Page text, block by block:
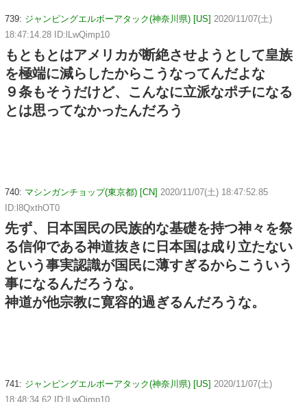
739: ジャンピングエルボーアタック(神奈川県) [US] 2020/11/07(土)
18:47:14.28 ID:lLwQimp10
もともとはアメリカが断絶させようとして皇族
を極端に減らしたからこうなってんだよな
９条もそうだけど、こんなに立派なポチになる
とは思ってなかったんだろう
740: マシンガンチョップ(東京都) [CN] 2020/11/07(土) 18:47:52.85
ID:l8QxthOT0
先ず、日本国民の民族的な基礎を持つ神々を祭
る信仰である神道抜きに日本国は成り立たない
という事実認識が国民に薄すぎるからこういう
事になるんだろうな。
神道が他宗教に寛容的過ぎるんだろうな。
741: ジャンピングエルボーアタック(神奈川県) [US] 2020/11/07(土)
18:48:34.62 ID:lLwQimp10